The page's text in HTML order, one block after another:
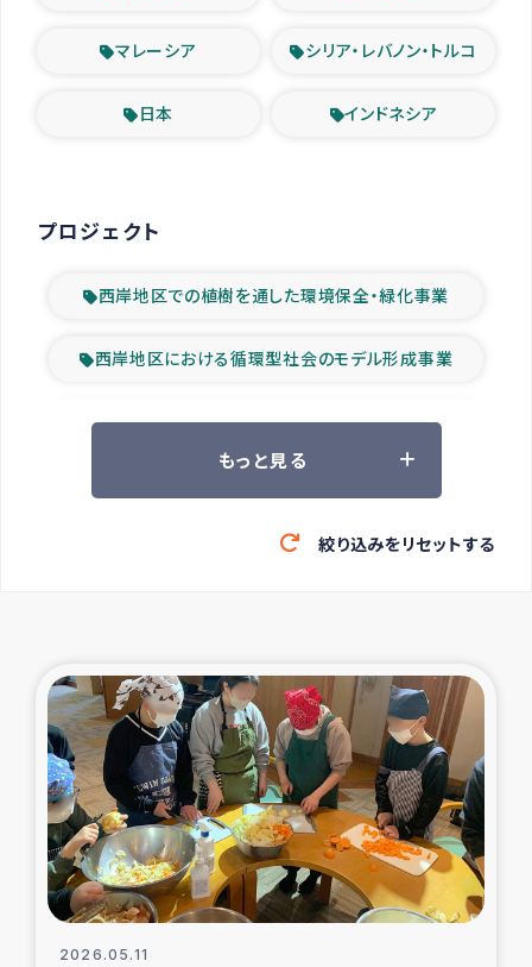
マレーシア シリア・レバノン・トルコ
日本 インドネシア
プロジェクト
西岸地区での植樹を通した環境保全・緑化事業
西岸地区における循環型社会のモデル形成事業
ツアー参加者の声
緊急救援の時代
東ティモール豪雨緊急支援
大雨による洪水被災者支援
カカオ生産者支援事業
シリア国内避難民・帰還民の生活再建支援
トルコにおけるシリア難民支援事業
もっと見る
絞り込みをリセットする
2026.05.11